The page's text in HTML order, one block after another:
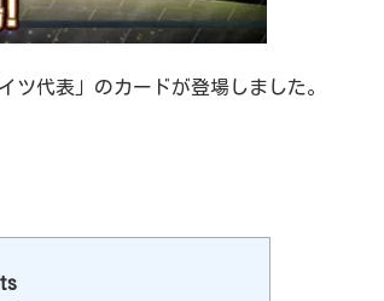
ツ代表」のカードが登場しました。